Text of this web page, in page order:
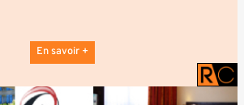
En savoir +